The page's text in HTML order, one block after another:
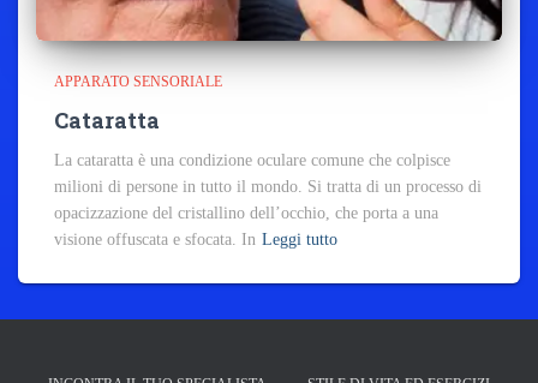
APPARATO SENSORIALE
Cataratta
La cataratta è una condizione oculare comune che colpisce
milioni di persone in tutto il mondo. Si tratta di un processo di
opacizzazione del cristallino dell’occhio, che porta a una
visione offuscata e sfocata. In Leggi tutto